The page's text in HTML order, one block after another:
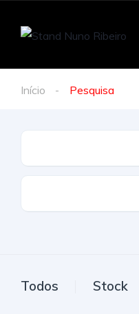
Início Pesquisa
Todos Stock